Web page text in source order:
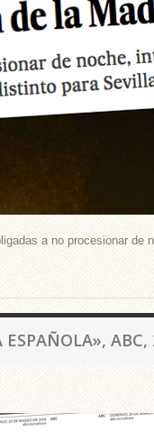
a no procesionar de